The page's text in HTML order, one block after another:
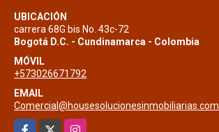
UBICACIÓN
carrera 68G bis No. 43c-72
Bogotá D.C. - Cundinamarca - Colombia
MÓVIL
+573026671792
EMAIL
Comercial@housesolucionesinmobiliarias.com
Facebook
Instagram